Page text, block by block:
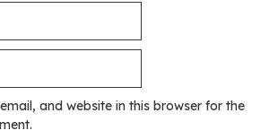
and website in this browser for the